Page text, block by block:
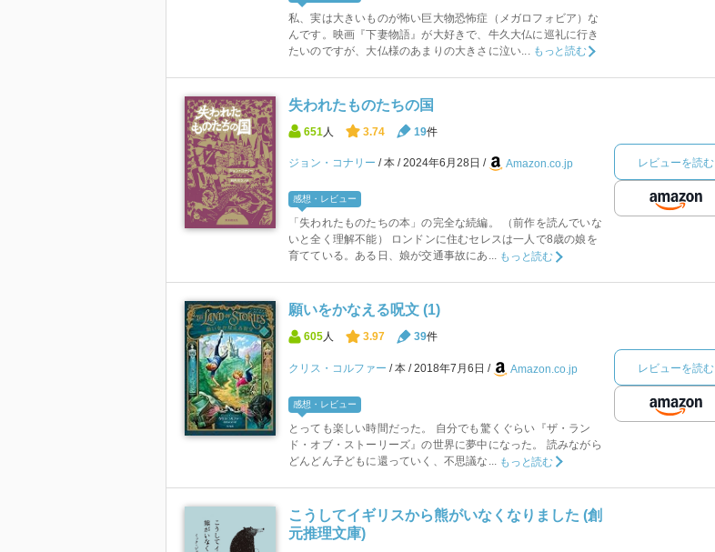
私、実は大きいものが怖い巨大物恐怖症（メガロフォビア）な
んです。映画『下妻物語』が大好きで、牛久大仏に巡礼に行き
たいのですが、大仏様のあまりの大きさに泣い...
もっと読む
失われたものたちの国
651 人 3.74 19件
ジョン・コナリー 本 2024年6月28日 Amazon.co.jp
感想・レビュー
「失われたものたちの本」の完全な続編。 （前作を読んでいな
いと全く理解不能） ロンドンに住むセレスは一人で8歳の娘を
育てている。ある日、娘が交通事故にあ... もっと読む
レビューを読む
願いをかなえる呪文 (1)
605人 3.97 39件
クリス・コルファー 本 2018年7月6日 Amazon.co.jp
感想・レビュー
とっても楽しい時間だった。 自分でも驚くぐらい『ザ・ラン
ド・オブ・ストーリーズ』の世界に夢中になった。 読みながら
どんどん子どもに還っていく、不思議な... もっと読む
レビューを読む
こうしてイギリスから熊がいなくなりました (創
元推理文庫)